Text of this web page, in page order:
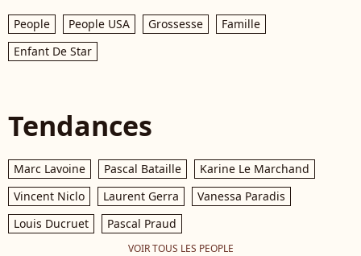
People People USA Grossesse
Famille
Enfant De Star
Tendances
Marc Lavoine Pascal Bataille
Karine Le Marchand
Vincent Niclo
Laurent Gerra
Vanessa Paradis
Louis Ducruet
Pascal Praud
VOIR TOUS LES PEOPLE